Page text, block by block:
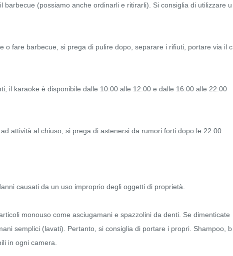
barbecue (possiamo anche ordinarli e ritirarli). Si consiglia di utilizzare u
o fare barbecue, si prega di pulire dopo, separare i rifiuti, portare via il c
il karaoke è disponibile dalle 10:00 alle 12:00 e dalle 16:00 alle 22:00
attività al chiuso, si prega di astenersi da rumori forti dopo le 22:00.
causati da un uso improprio degli oggetti di proprietà.
monouso come asciugamani e spazzolini da denti. Se dimenticate
semplici (lavati). Pertanto, si consiglia di portare i propri. Shampoo, b
in ogni camera.